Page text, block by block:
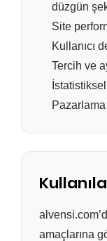
düzgün
Site
Kullanıcı
Tercih ve
amaçlarına